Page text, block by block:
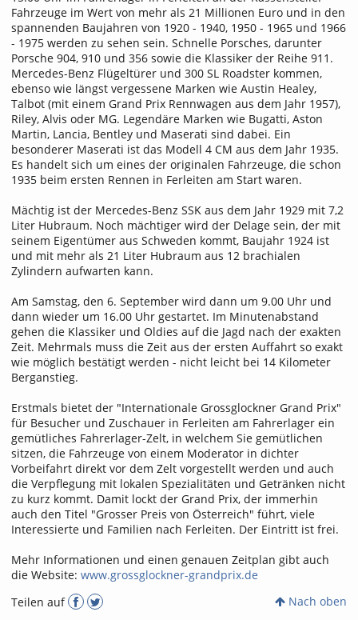
Fahrzeuge im Wert von mehr als 21 Millionen Euro und in den
spannenden Baujahren von 1920 - 1940, 1950 - 1965 und 1966
- 1975 werden zu sehen sein. Schnelle Porsches, darunter
Porsche 904, 910 und 356 sowie die Klassiker der Reihe 911.
Mercedes-Benz Flügeltürer und 300 SL Roadster kommen,
ebenso wie längst vergessene Marken wie Austin Healey,
Talbot (mit einem Grand Prix Rennwagen aus dem Jahr 1957),
Riley, Alvis oder MG. Legendäre Marken wie Bugatti, Aston
Martin, Lancia, Bentley und Maserati sind dabei. Ein
besonderer Maserati ist das Modell 4 CM aus dem Jahr 1935.
Es handelt sich um eines der originalen Fahrzeuge, die schon
1935 beim ersten Rennen in Ferleiten am Start waren.
Mächtig ist der Mercedes-Benz SSK aus dem Jahr 1929 mit 7,2
Liter Hubraum. Noch mächtiger wird der Delage sein, der mit
seinem Eigentümer aus Schweden kommt, Baujahr 1924 ist
und mit mehr als 21 Liter Hubraum aus 12 brachialen
Zylindern aufwarten kann.
Am Samstag, den 6. September wird dann um 9.00 Uhr und
dann wieder um 16.00 Uhr gestartet. Im Minutenabstand
gehen die Klassiker und Oldies auf die Jagd nach der exakten
Zeit. Mehrmals muss die Zeit aus der ersten Auffahrt so exakt
wie möglich bestätigt werden - nicht leicht bei 14 Kilometer
Berganstieg.
Erstmals bietet der "Internationale Grossglockner Grand Prix"
für Besucher und Zuschauer in Ferleiten am Fahrerlager ein
gemütliches Fahrerlager-Zelt, in welchem Sie gemütlichen
sitzen, die Fahrzeuge von einem Moderator in dichter
Vorbeifahrt direkt vor dem Zelt vorgestellt werden und auch
die Verpflegung mit lokalen Spezialitäten und Getränken nicht
zu kurz kommt. Damit lockt der Grand Prix, der immerhin
auch den Titel "Grosser Preis von Österreich" führt, viele
Interessierte und Familien nach Ferleiten. Der Eintritt ist frei.
Mehr Informationen und einen genauen Zeitplan gibt auch
die Website: www.grossglockner-grandprix.de
Teilen auf
Nach oben